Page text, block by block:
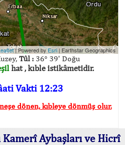
| Powered byEsri | Earthstar Geographics
Tûl :36° 39' Doğu
hat , kıble istikâmetidir.
Vakti 12:23
dönen, kıbleye dönmüş olur.
Kamerî Aybaşları ve Hicrî